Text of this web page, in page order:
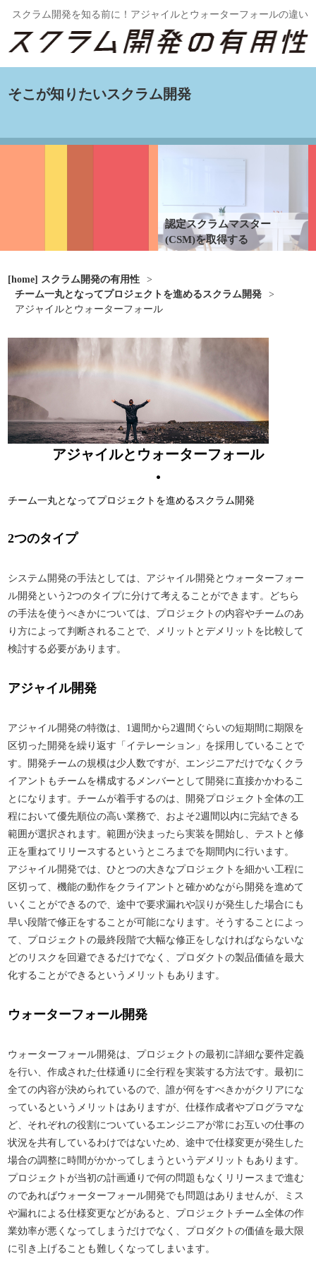
スクラム開発を知る前に！アジャイルとウォーターフォールの違い
そこが知りたいスクラム開発
認定スクラムマスター
(CSM)を取得する
[home] スクラム開発の有用性
>
チーム一丸となってプロジェクトを進めるスクラム開発
>
アジャイルとウォーターフォール
アジャイルとウォーターフォール
チーム一丸となってプロジェクトを進めるスクラム開発
2つのタイプ
システム開発の手法としては、アジャイル開発とウォーターフォー
ル開発という2つのタイプに分けて考えることができます。どちら
の手法を使うべきかについては、プロジェクトの内容やチームのあ
り方によって判断されることで、メリットとデメリットを比較して
検討する必要があります。
アジャイル開発
アジャイル開発の特徴は、1週間から2週間ぐらいの短期間に期限を
区切った開発を繰り返す「イテレーション」を採用していることで
す。開発チームの規模は少人数ですが、エンジニアだけでなくクラ
イアントもチームを構成するメンバーとして開発に直接かかわるこ
とになります。チームが着手するのは、開発プロジェクト全体の工
程において優先順位の高い業務で、およそ2週間以内に完結できる
範囲が選択されます。範囲が決まったら実装を開始し、テストと修
正を重ねてリリースするというところまでを期間内に行います。
アジャイル開発では、ひとつの大きなプロジェクトを細かい工程に
区切って、機能の動作をクライアントと確かめながら開発を進めて
いくことができるので、途中で要求漏れや誤りが発生した場合にも
早い段階で修正をすることが可能になります。そうすることによっ
て、プロジェクトの最終段階で大幅な修正をしなければならないな
どのリスクを回避できるだけでなく、プロダクトの製品価値を最大
化することができるというメリットもあります。
ウォーターフォール開発
ウォーターフォール開発は、プロジェクトの最初に詳細な要件定義
を行い、作成された仕様通りに全行程を実装する方法です。最初に
全ての内容が決められているので、誰が何をすべきかがクリアにな
っているというメリットはありますが、仕様作成者やプログラマな
ど、それぞれの役割についているエンジニアが常にお互いの仕事の
状況を共有しているわけではないため、途中で仕様変更が発生した
場合の調整に時間がかかってしまうというデメリットもあります。
プロジェクトが当初の計画通りで何の問題もなくリリースまで進む
のであればウォーターフォール開発でも問題はありませんが、ミス
や漏れによる仕様変更などがあると、プロジェクトチーム全体の作
業効率が悪くなってしまうだけでなく、プロダクトの価値を最大限
に引き上げることも難しくなってしまいます。